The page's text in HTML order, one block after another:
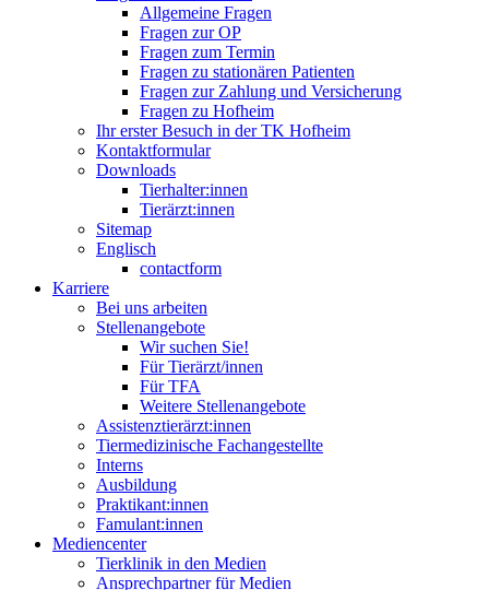
Allgemeine Fragen
Fragen zur OP
Fragen zum Termin
Fragen zu stationären Patienten
Fragen zur Zahlung und Versicherung
Fragen zu Hofheim
Ihr erster Besuch in der TK Hofheim
Kontaktformular
Downloads
Tierhalter:innen
Tierärzt:innen
Sitemap
Englisch
contactform
Karriere
Bei uns arbeiten
Stellenangebote
Wir suchen Sie!
Für Tierärzt/innen
Für TFA
Weitere Stellenangebote
Assistenztierärzt:innen
Tiermedizinische Fachangestellte
Interns
Ausbildung
Praktikant:innen
Famulant:innen
Mediencenter
Tierklinik in den Medien
Ansprechpartner für Medien